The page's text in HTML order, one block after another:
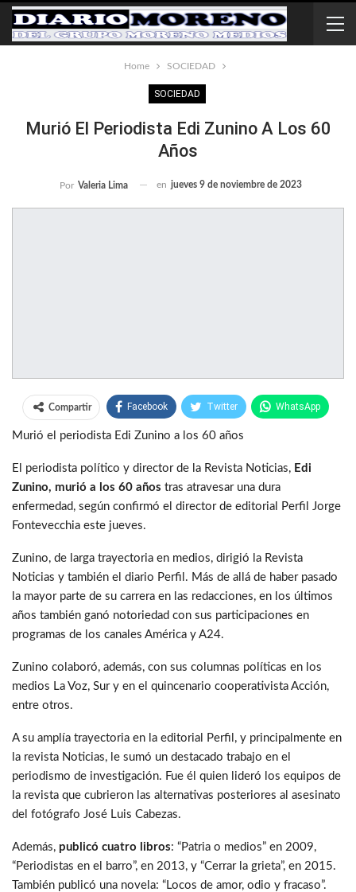
Home SOCIEDAD
SOCIEDAD
Murió El Periodista Edi Zunino A Los 60
Años
Por Valeria Lima en jueves 9 de noviembre de 2023
Compartir Facebook Twitter WhatsApp
Murió el periodista Edi Zunino a los 60 años
El periodista político y director de la Revista Noticias, Edi
Zunino, murió a los 60 años tras atravesar una dura
enfermedad, según confirmó el director de editorial Perfil Jorge
Fontevecchia este jueves.
Zunino, de larga trayectoria en medios, dirigió la Revista
Noticias y también el diario Perfil. Más de allá de haber pasado
la mayor parte de su carrera en las redacciones, en los últimos
años también ganó notoriedad con sus participaciones en
programas de los canales América y A24.
Zunino colaboró, además, con sus columnas políticas en los
medios La Voz, Sur y en el quincenario cooperativista Acción,
entre otros.
A su amplía trayectoria en la editorial Perfil, y principalmente en
la revista Noticias, le sumó un destacado trabajo en el
periodismo de investigación. Fue él quien lideró los equipos de
la revista que cubrieron las alternativas posteriores al asesinato
del fotógrafo José Luis Cabezas.
Además, publicó cuatro libros: “Patria o medios” en 2009,
“Periodistas en el barro”, en 2013, y “Cerrar la grieta”, en 2015.
También publicó una novela: “Locos de amor, odio y fracaso”.